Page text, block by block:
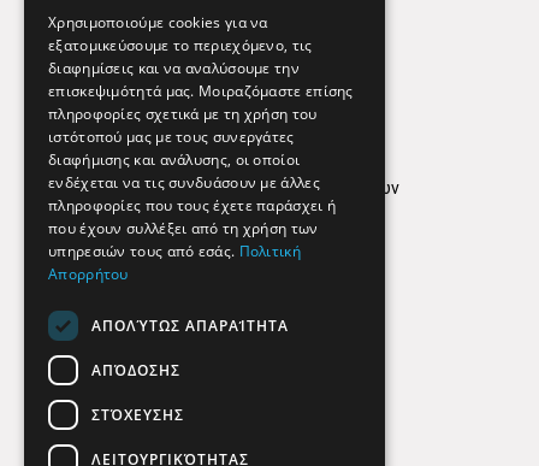
Εφημερεύοντα Φαρμακεία
Απόρρητο
Όροι Χρήσης
Πολιτική προστασίας δεδομένων
Findhere
Social Media
Χρησιμοποιούμε cookies για να
εξατομικεύσουμε το περιεχόμενο, τις
διαφημίσεις και να αναλύσουμε την
επισκεψιμότητά μας. Μοιραζόμαστε επίσης
πληροφορίες σχετικά με τη χρήση του
ιστότοπού μας με τους συνεργάτες
διαφήμισης και ανάλυσης, οι οποίοι
ενδέχεται να τις συνδυάσουν με άλλες
πληροφορίες που τους έχετε παράσχει ή
που έχουν συλλέξει από τη χρήση των
υπηρεσιών τους από εσάς. Πολιτική
Απορρήτου
ΑΠΟΛΎΤΩΣ ΑΠΑΡΑΊΤΗΤΑ
ΑΠΌΔΟΣΗΣ
ΣΤΌΧΕΥΣΗΣ
ΛΕΙΤΟΥΡΓΙΚΌΤΗΤΑΣ